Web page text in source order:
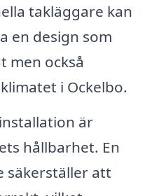
takläggare kan
en design som
men också
i Ockelbo.
är
hållbarhet. En
säkerställer att